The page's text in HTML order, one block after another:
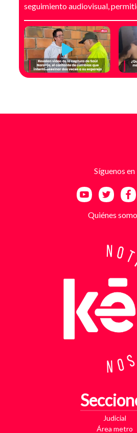
seguimiento audiovisual,
digitales, suplantación de
directa sobre establecimientos
investigación no comenzó con
temor de un comerciante que
mensajes y llamadas en las que
a las amenazas. Las exigencias
entre uno y cinco millones de
la supuesta “capacidad de
antiextorsión que se extendió
investigadores revisaron más de
seguridad públicas y privadas,
cerca de 300 horas de
de reconstruir los movimientos
y establecer patrones de
seguimiento permitió identificar
la modalidad de entrega del
posible existencia de otras
sido contactadas bajo el mismo
intimidación. Con la información
coordinó el operativo que
flagrancia. El procedimiento se
extorsión. En su poder fueron
elementos que ahora hacen
judicial, entre ellos una
Síguenos en
Quiénes
Judicial
Área metro